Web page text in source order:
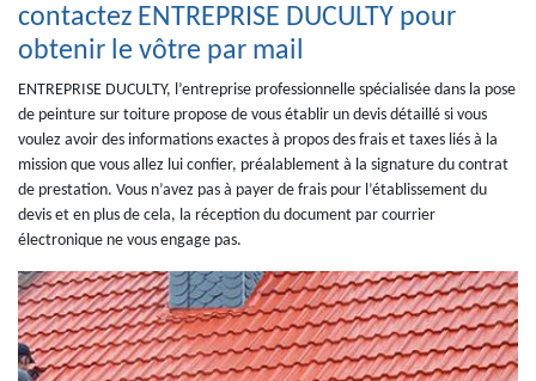
contactez ENTREPRISE DUCULTY pour
obtenir le vôtre par mail
ENTREPRISE DUCULTY, l’entreprise professionnelle spécialisée dans la pose
de peinture sur toiture propose de vous établir un devis détaillé si vous
voulez avoir des informations exactes à propos des frais et taxes liés à la
mission que vous allez lui confier, préalablement à la signature du contrat
de prestation. Vous n’avez pas à payer de frais pour l’établissement du
devis et en plus de cela, la réception du document par courrier
électronique ne vous engage pas.